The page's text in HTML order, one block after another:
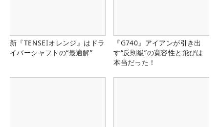
新『TENSEIオレンジ』はドラ
イバーシャフトの“最適解”
『G740』アイアンが引き出
す“反則級”の寛容性と飛びは
本当だった！